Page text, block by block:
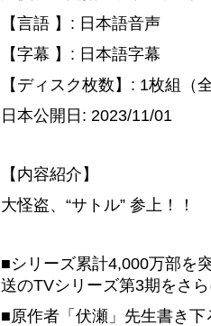
【言語 】: 日本語音声
【字幕 】: 日本語字幕
【ディスク枚数】: 1枚組（
日本公開日: 2023/11/01
【内容紹介】
大怪盗、“サトル” 参上！！
■シリーズ累計4,000万部を
送のTVシリーズ第3期をさ
■原作者「伏瀬」先生書き